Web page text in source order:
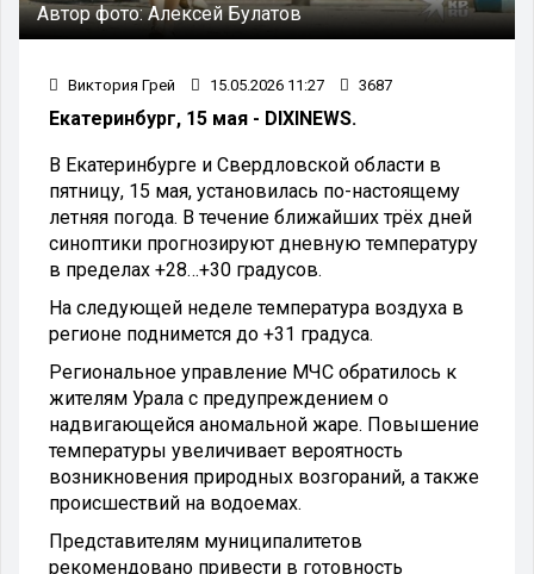
Автор фото:Алексей Булатов
Виктория Грей 15.05.2026 11:27 3687
Екатеринбург, 15 мая - DIXINEWS.
В Екатеринбурге и Свердловской области в
пятницу, 15 мая, установилась по-настоящему
летняя погода. В течение ближайших трёх дней
синоптики прогнозируют дневную температуру
в пределах +28…+30 градусов.
На следующей неделе температура воздуха в
регионе поднимется до +31 градуса.
Региональное управление МЧС обратилось к
жителям Урала с предупреждением о
надвигающейся аномальной жаре. Повышение
температуры увеличивает вероятность
возникновения природных возгораний, а также
происшествий на водоемах.
Представителям муниципалитетов
рекомендовано привести в готовность